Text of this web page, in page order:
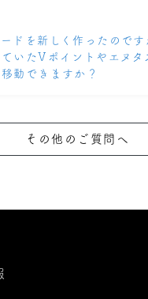
ドを新しく作ったのです
いたVポイントやエヌタ
動できますか？
その他のご質問へ